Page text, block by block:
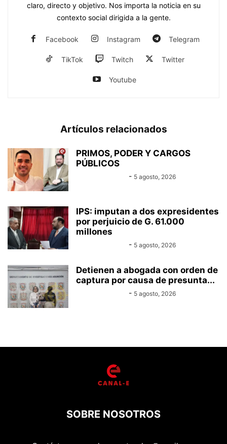
claro, directo y objetivo. Nos importa la noticia en su
contexto social dirigida a la gente.
Facebook Instagram Telegram
TikTok Twitch Twitter
Youtube
Artículos relacionados
PRIMOS, PODER Y CARGOS
PÚBLICOS
- 5 agosto, 2026
IPS: imputan a dos expresidentes
por perjuicio de G. 61.000
millones
- 5 agosto, 2026
Detienen a abogada con orden de
captura por causa de presunta...
- 5 agosto, 2026
SOBRE NOSOTROS